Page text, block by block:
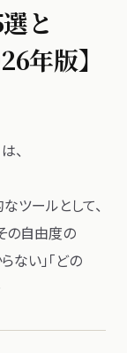
と​
年版】
、​
ツールと​して、​
の​自由度の​
ない」​「どの​